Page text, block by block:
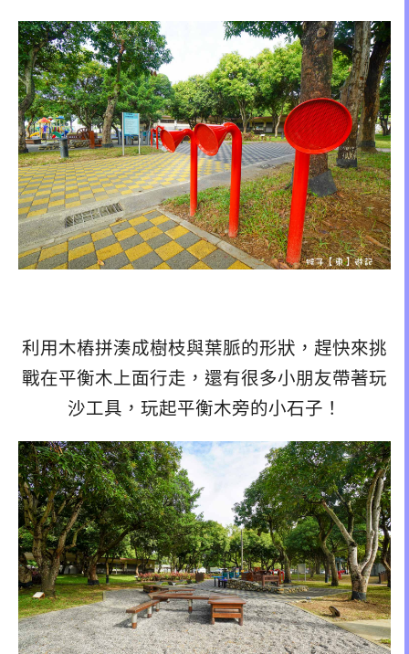
利用木樁拼湊成樹枝與葉脈的形狀，趕快來挑
戰在平衡木上面行走，還有很多小朋友帶著玩
沙工具，玩起平衡木旁的小石子！